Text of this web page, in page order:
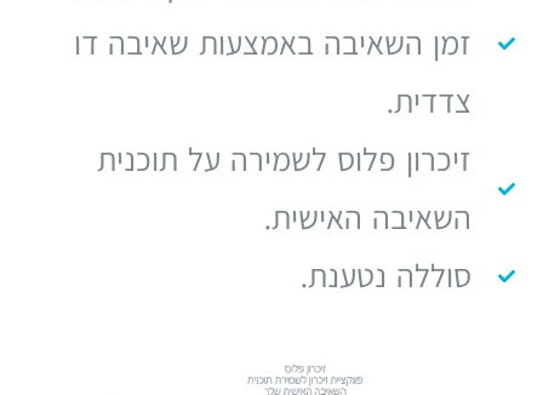
זמן השאיבה באמצעות שאיבה דו
צדדית.
זיכרון פלוס לשמירה על תוכנית
השאיבה האישית.
סוללה נטענת.